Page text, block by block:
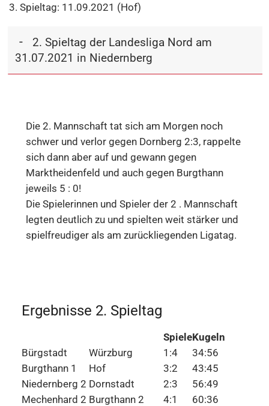
3. Spieltag: 11.09.2021 (Hof)
2. Spieltag der Landesliga Nord am
31.07.2021 in Niedernberg
Die 2. Mannschaft tat sich am Morgen noch
schwer und verlor gegen Dornberg 2:3, rappelte
sich dann aber auf und gewann gegen
Marktheidenfeld und auch gegen Burgthann
jeweils 5 : 0!
Die Spielerinnen und Spieler der 2 . Mannschaft
legten deutlich zu und spielten weit stärker und
spielfreudiger als am zurückliegenden Ligatag.
Ergebnisse 2. Spieltag
SpieleKugeln
Bürgstadt
Würzburg 1:4
34:56
Burgthann 1
Hof 3:2
43:45
Niedernberg 2 Dornstadt 2:3
56:49
Mechenhard 2 Burgthann 2 4:1
60:36